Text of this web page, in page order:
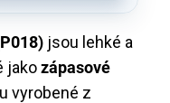
jsou lehké a
jakozápasové
vyrobené z